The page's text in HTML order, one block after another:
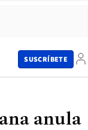
SUSCRÍBETE
anula